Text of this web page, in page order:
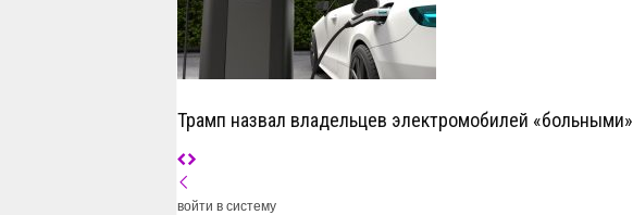
Трамп назвал владельцев электромобилей «больными»
войти в систему